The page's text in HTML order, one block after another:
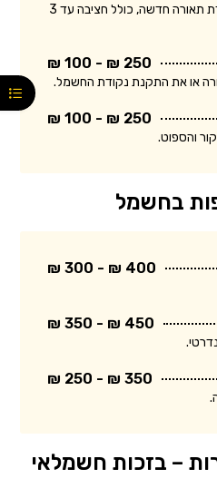
המחיר מתייחס להתקנת נקודת תאורה חדשה, כולל חציבה עד 3
250 ₪ - 100 ₪
או את התקנת נקודת החשמל.
250 ₪ - 100 ₪
והספוט.
בחשמל
400 ₪ - 300 ₪
450 ₪ - 350 ₪
350 ₪ - 250 ₪
– בזכות חשמלאי